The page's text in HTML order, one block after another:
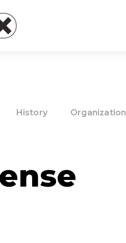
History Organization